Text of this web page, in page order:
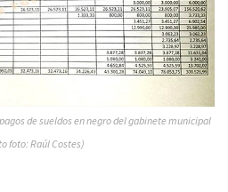
de sueldos en negro del gabinete municipal
foto: Raúl Costes)